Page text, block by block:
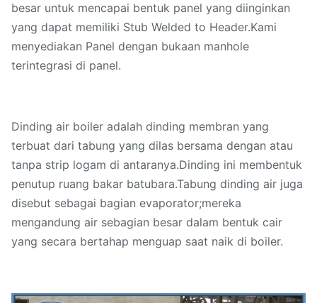
besar untuk mencapai bentuk panel yang diinginkan
yang dapat memiliki Stub Welded to Header.Kami
menyediakan Panel dengan bukaan manhole
terintegrasi di panel.
Dinding air boiler adalah dinding membran yang
terbuat dari tabung yang dilas bersama dengan atau
tanpa strip logam di antaranya.Dinding ini membentuk
penutup ruang bakar batubara.Tabung dinding air juga
disebut sebagai bagian evaporator;mereka
mengandung air sebagian besar dalam bentuk cair
yang secara bertahap menguap saat naik di boiler.